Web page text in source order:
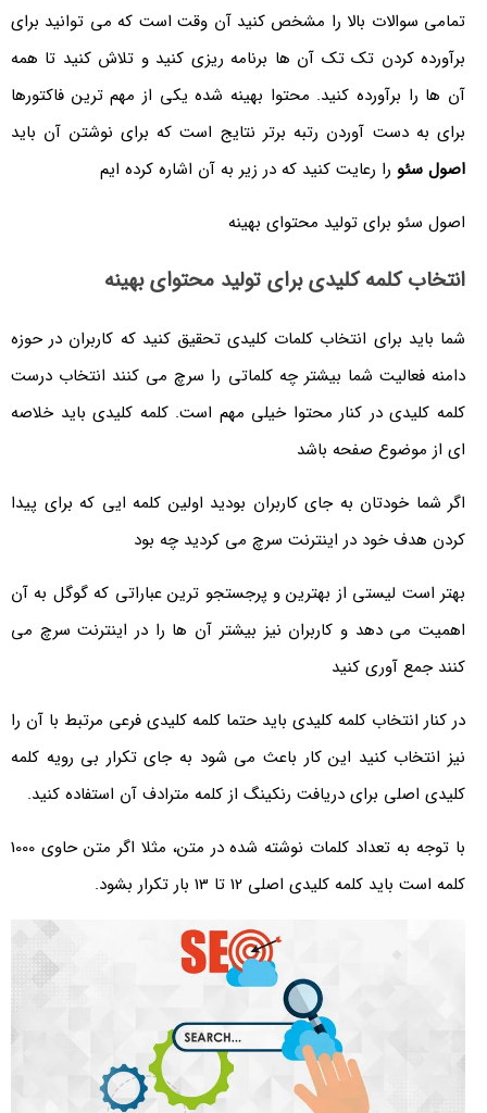
تمامی سوالات بالا را مشخص کنید آن وقت است که می توانید برای
برآورده کردن تک تک آن ها برنامه ریزی کنید و تلاش کنید تا همه
آن ها را برآورده کنید. محتوا بهینه شده یکی از مهم ترین فاکتورها
برای به دست آوردن رتبه برتر نتایج است که برای نوشتن آن باید
اصول سئورا رعایت کنید که در زیر به آن اشاره کرده ایم
اصول سئو برای تولید محتوای بهینه
انتخاب کلمه کلیدی برای تولید محتوای بهینه
شما باید برای انتخاب کلمات کلیدی تحقیق کنید که کاربران در حوزه
دامنه فعالیت شما بیشتر چه کلماتی را سرچ می کنند انتخاب درست
کلمه کلیدی در کنار محتوا خیلی مهم است. کلمه کلیدی باید خلاصه
ای از موضوع صفحه باشد
اگر شما خودتان به جای کاربران بودید اولین کلمه ایی که برای پیدا
کردن هدف خود در اینترنت سرچ می کردید چه بود
بهتر است لیستی از بهترین و پرجستجو ترین عباراتی که گوگل به آن
اهمیت می دهد و کاربران نیز بیشتر آن ها را در اینترنت سرچ می
کنند جمع آوری کنید
در کنار انتخاب کلمه کلیدی باید حتما کلمه کلیدی فرعی مرتبط با آن را
نیز انتخاب کنید این کار باعث می شود به جای تکرار بی رویه کلمه
کلیدی اصلی برای دریافت رنکینگ از کلمه مترادف آن استفاده کنید.
با توجه به تعداد کلمات نوشته شده در متن، مثلا اگر متن حاوی 1000
کلمه است باید کلمه کلیدی اصلی 12 تا 13 بار تکرار بشود.